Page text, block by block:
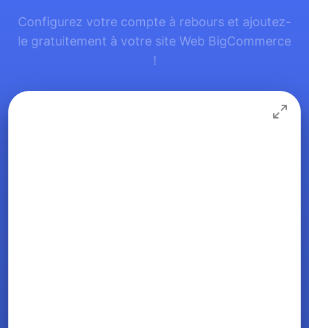
Configurez votre compte à rebours et ajoutez-
le gratuitement à votre site Web BigCommerce
!